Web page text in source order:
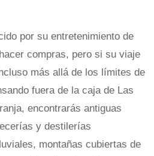
por su entretenimiento de
compras, pero si su viaje
más allá de los límites de
fuera de la caja de Las
encontrarás antiguas
y destilerías
montañas cubiertas de